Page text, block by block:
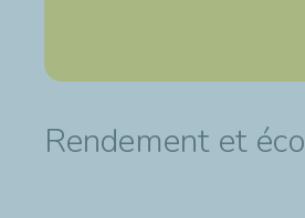
Rendement et